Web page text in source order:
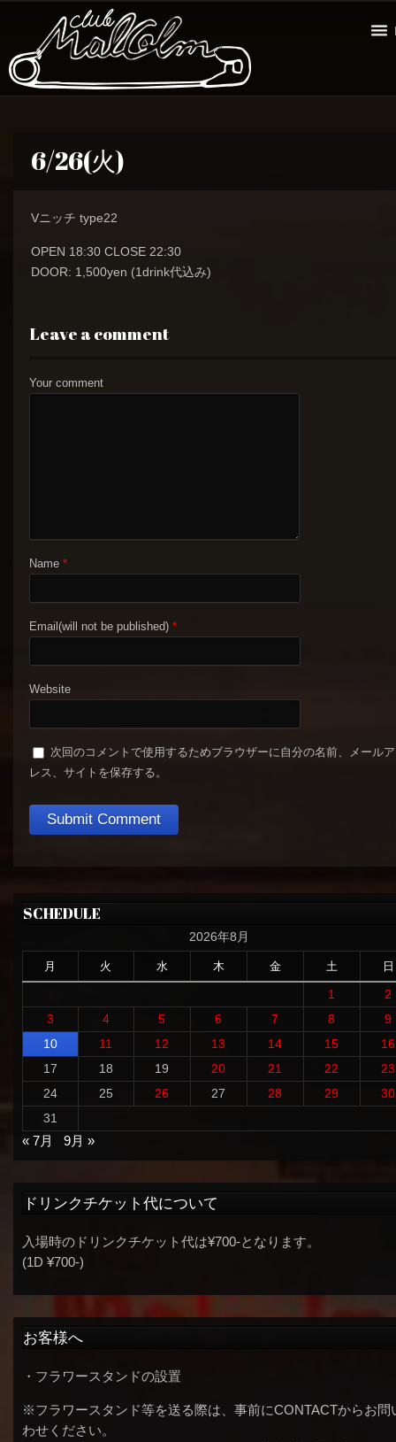
6/26(火)
Vニッチ type22
OPEN 18:30 CLOSE 22:30
DOOR: 1,500yen (1drink代込み)
Leave a comment
Your comment
Name *
Email(will not be published) *
Website
次回のコメントで使用するためブラウザーに自分の名前、メール
レス、サイトを保存する。
SCHEDULE
2026年8月
月 火 水 木 金 土 日
1
2
3
4 5 6 7 8
9
10
11 12 13 14 15
16
17
18 19 20 21 22
23
24
25 26 27 28 29
30
31
« 7月
9月 »
ドリンクチケット代について
入場時のドリンクチケット代は¥700-となります。
(1D ¥700-)
お客様へ
・フラワースタンドの設置
※フラワースタンド等を送る際は、事前にCONTACTからお問
わせください。